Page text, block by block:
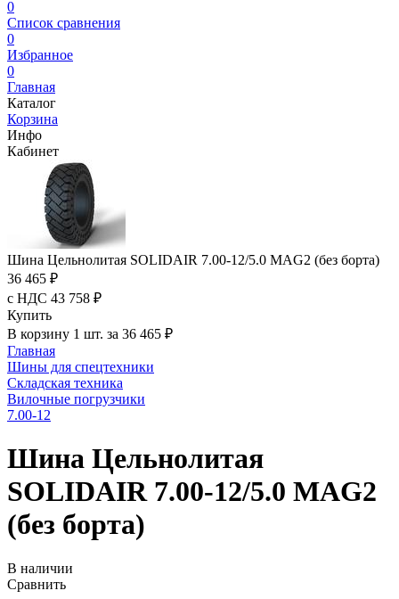
0
Список сравнения
0
Избранное
0
Главная
Каталог
Корзина
Инфо
Кабинет
Шина Цельнолитая SOLIDAIR 7.00-12/5.0 MAG2 (без борта)
36 465 ₽
с НДС 43 758 ₽
Купить
В корзину 1 шт. за 36 465 ₽
Главная
Шины для спецтехники
Складская техника
Вилочные погрузчики
7.00-12
Шина Цельнолитая
SOLIDAIR 7.00-12/5.0 MAG2
(без борта)
В наличии
Сравнить